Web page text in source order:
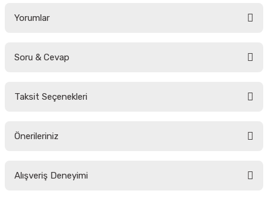
Yorumlar
Soru & Cevap
Taksit Seçenekleri
Önerileriniz
yetersiz gördüğünüz noktaları öneri formunu kullanarak tarafımıza
Alışveriş Deneyimi